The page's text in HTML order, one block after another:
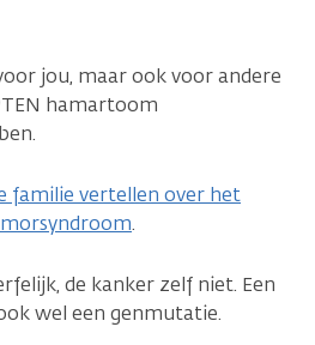
jou, maar ook voor andere
hamartoom
familie vertellen over het
.
de kanker zelf niet. Een
wel een genmutatie.